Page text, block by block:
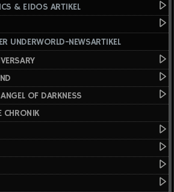
& EIDOS ARTIKEL
UNDERWORLD-NEWSARTIKEL
OF DARKNESS
CHRONIK